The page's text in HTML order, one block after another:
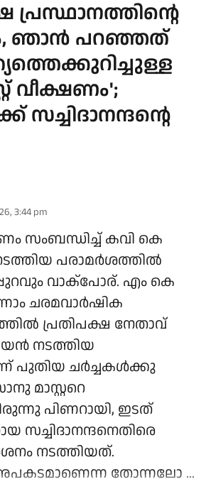
ഞാന്‍ പറഞ്ഞത്
വീക്ഷണം';
സച്ചിദാനന്ദന്റെ
3:44 pm
സംബന്ധിച്ച് കവി കെ
പരാമര്‍ശത്തില്‍
വാക്പോര്. എം കെ
ചരമവാര്‍ഷിക
പ്രതിപക്ഷ നേതാവ്
നടത്തിയ
പുതിയ ചര്‍ച്ചകള്‍ക്കു
മാസ്റ്ററെ
പിണറായി, ഇടത്
സച്ചിദാനന്ദനെതിരെ
നടത്തിയത്.
തോന്നലോ ...